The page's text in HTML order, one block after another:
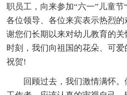
职员工，向来参加“六一”儿童节
各位领导、各位来宾表示热烈
谢您们长期以来对幼儿教育的
时刻，我们向祖国的花朵、可
祝贺!
回顾过去，我们激情满怀